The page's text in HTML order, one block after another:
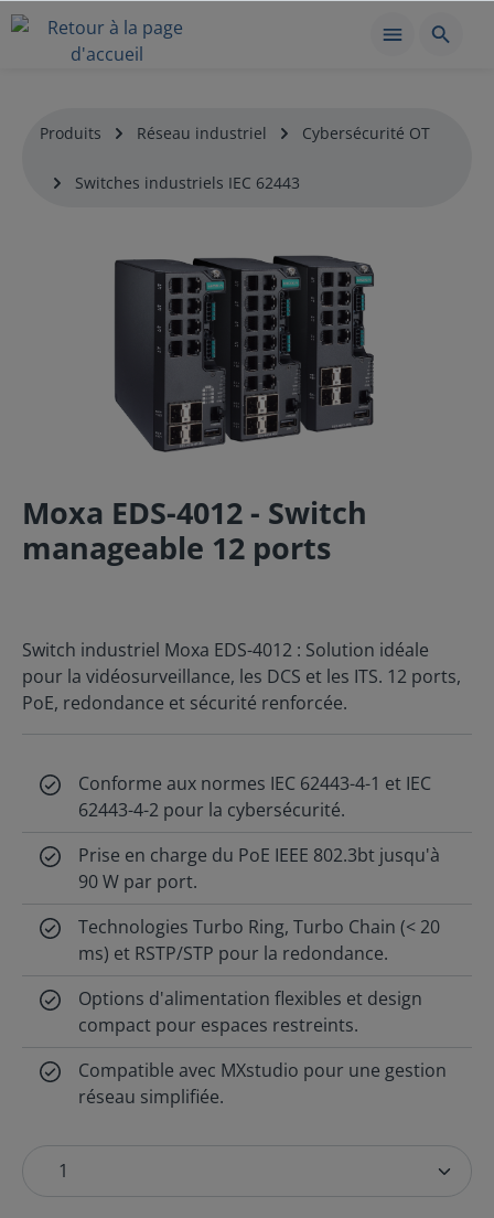
Produits Réseau industriel Cybersécurité OT
Switches industriels IEC 62443
Moxa EDS-4012 - Switch
manageable 12 ports
Switch industriel Moxa EDS-4012 : Solution idéale
pour la vidéosurveillance, les DCS et les ITS. 12 ports,
PoE, redondance et sécurité renforcée.
Conforme aux normes IEC 62443-4-1 et IEC
62443-4-2 pour la cybersécurité.
Prise en charge du PoE IEEE 802.3bt jusqu'à
90 W par port.
Technologies Turbo Ring, Turbo Chain (< 20
ms) et RSTP/STP pour la redondance.
Options d'alimentation flexibles et design
compact pour espaces restreints.
Compatible avec MXstudio pour une gestion
réseau simplifiée.